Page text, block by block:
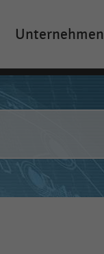
Unternehmen